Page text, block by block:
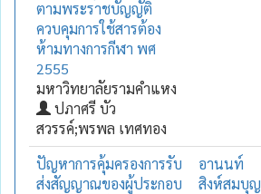
ตามพระราชบัญญัติ
ควบคุมการใช้สารต้อง
ห้ามทางการกีฬา พศ
2555
มหาวิทยาลัยรามคำแหง
ปภาศรี บัว
สวรรค์;พรพล เทศทอง
ปัญหาการคุ้มครองการรับ
ส่งสัญญาณของผู้ประกอบ
อานนท์
สิงห์สมบุญ